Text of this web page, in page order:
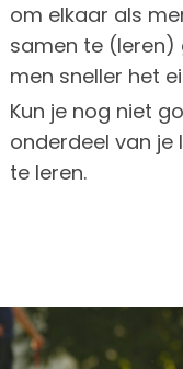
om elkaar als
samen te (leren)
men sneller het
Kun je nog niet
onderdeel van
te leren.